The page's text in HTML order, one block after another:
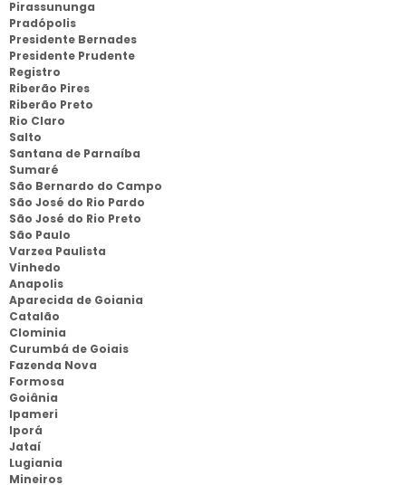
Pirassununga
Pradópolis
Presidente Bernades
Presidente Prudente
Registro
Riberão Pires
Riberão Preto
Rio Claro
Salto
Santana de Parnaíba
Sumaré
São Bernardo do Campo
São José do Rio Pardo
São José do Rio Preto
São Paulo
Varzea Paulista
Vinhedo
Anapolis
Aparecida de Goiania
Catalão
Clominia
Curumbá de Goiais
Fazenda Nova
Formosa
Goiânia
Ipameri
Iporá
Jataí
Lugiania
Mineiros